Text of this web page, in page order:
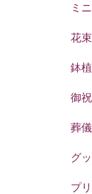
ミ
花束
鉢植
御
葬
グ
プ